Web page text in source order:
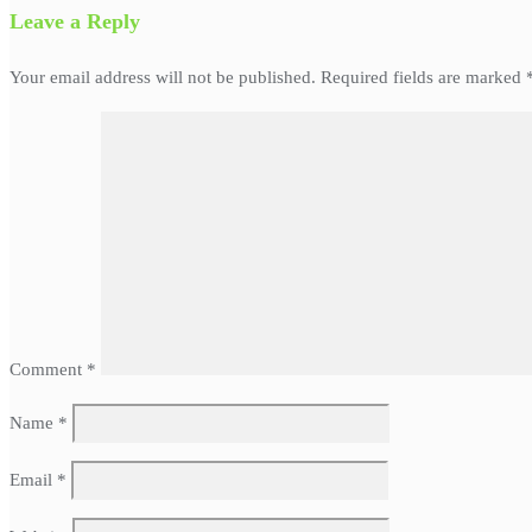
Leave a Reply
Your email address will not be published. Required fields are marked
Comment *
Name *
Email *